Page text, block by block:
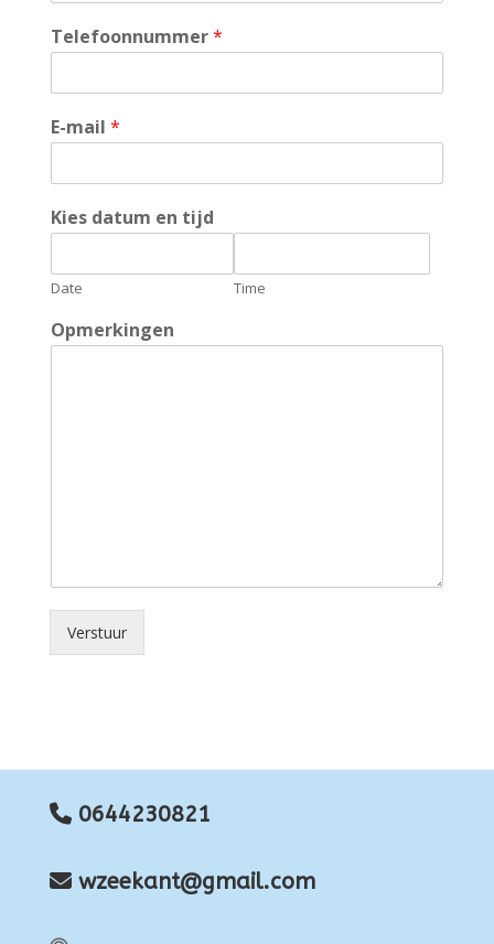
Telefoonnummer*
E-mail *
Kies datum en tijd
Date Time
Opmerkingen
Verstuur
0644230821
wzeekant@gmail.com